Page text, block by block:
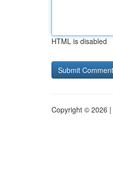
HTML is disabled
Copyright © 2026 |